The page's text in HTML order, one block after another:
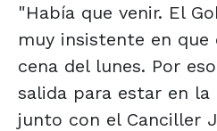
"Había que venir. El
muy insistente en que
cena del lunes. Por
salida para estar en la
junto con el Canciller